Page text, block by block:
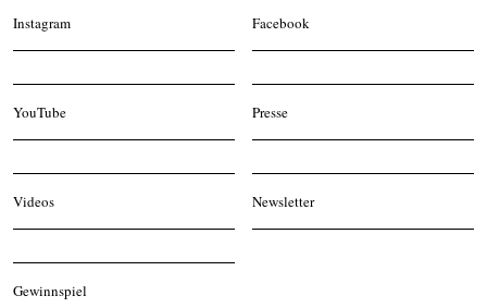
Instagram Facebook
YouTube Presse
Videos Newsletter
Gewinnspiel